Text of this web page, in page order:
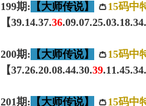
199期: 【大师传说】 👛15码中
【39.14.37.36
200期: 【大师传说】 👛15码中
【37.26.20.08.44.30.39
201期: 【大师传说】 👛15码中